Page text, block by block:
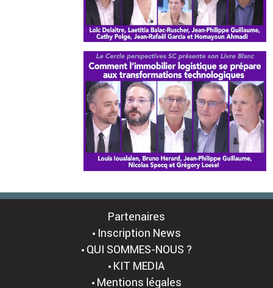
Partenaires
Inscription News
QUI SOMMES-NOUS ?
KIT MEDIA
Mentions légales